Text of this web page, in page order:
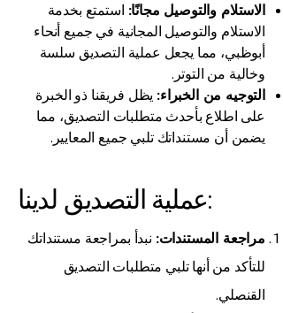
الاستلام والتوصيل مجانًا: استمتع بخدمة
الاستلام والتوصيل المجانية في جميع أنحاء
أبوظبي، مما يجعل عملية التصديق سلسة
وخالية من التوتر.
التوجيه من الخبراء: يظل فريقنا ذو الخبرة
على اطلاع بأحدث متطلبات التصديق، مما
يضمن أن مستنداتك تلبي جميع المعايير.
عملية التصديق لدينا:
مراجعة المستندات: نبدأ بمراجعة مستنداتك
للتأكد من أنها تلبي متطلبات التصديق
القنصلي.